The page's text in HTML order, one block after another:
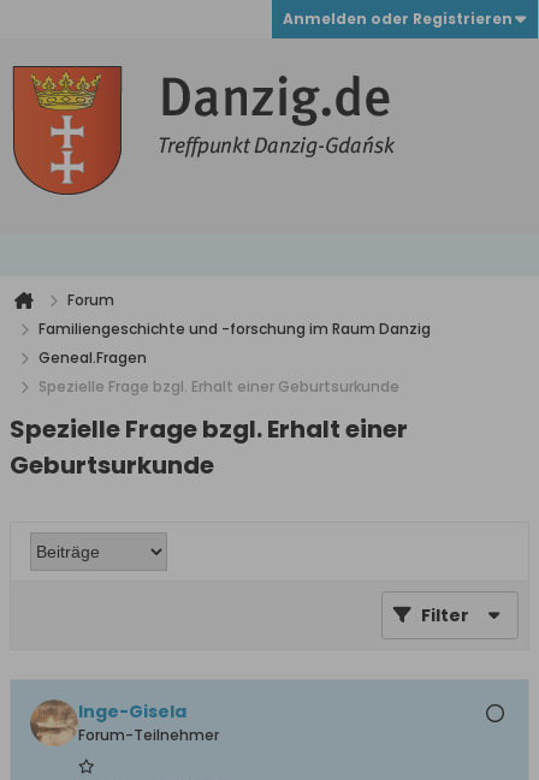
Anmelden oder Registrieren
Forum
Familiengeschichte und -forschung im Raum Danzig
Geneal.Fragen
Spezielle Frage bzgl. Erhalt einer Geburtsurkunde
Spezielle Frage bzgl. Erhalt einer
Geburtsurkunde
Filter
Inge-Gisela
Forum-Teilnehmer